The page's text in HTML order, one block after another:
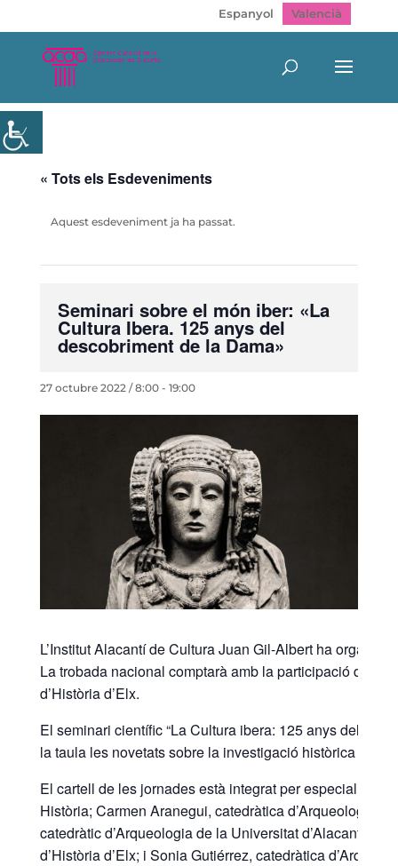
Espanyol Valencià
« Tots els Esdeveniments
Aquest esdeveniment ja ha passat.
Seminari sobre el món iber: «La
Cultura Ibera. 125 anys del
descobriment de la Dama»
27 octubre 2022 / 8:00- 19:00
L’Institut Alacantí de Cultura Juan Gil-Albert ha
La trobada nacional comptarà amb la participació de
d’Història d’Elx.
El seminari científic “La Cultura ibera: 125 anys del
la taula les novetats sobre la investigació històrica i
El cartell de les jornades està integrat per
Història; Carmen Aranegui, catedràtica d’Arqueologia
catedràtic d’Arqueologia de la Universitat d’Alacant;
d’Història d’Elx; i Sonia Gutiérrez, catedràtica